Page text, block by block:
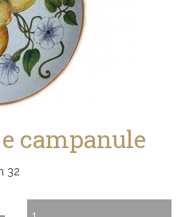
campanule
32